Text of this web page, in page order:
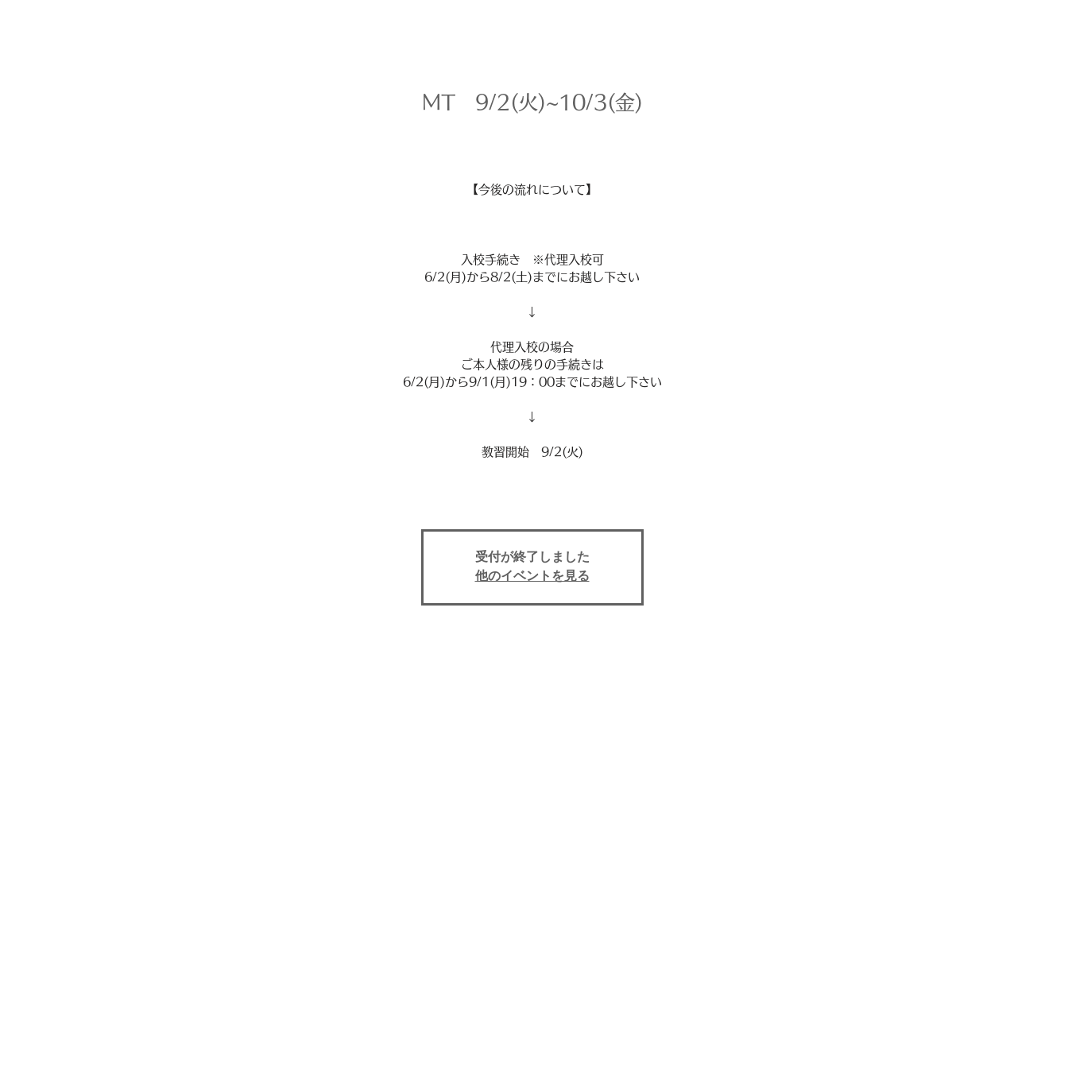
MT 9/2(火)~10/3(金)
【今後の流れについて】
入校手続き ※代理入校可
6/2(月)から8/2(土)までにお越し下さい
↓
代理入校の場合
ご本人様の残りの手続きは
6/2(月)から9/1(月)19：00までにお越し下さい
↓
教習開始 9/2(火)
受付が終了しました
他のイベントを見る